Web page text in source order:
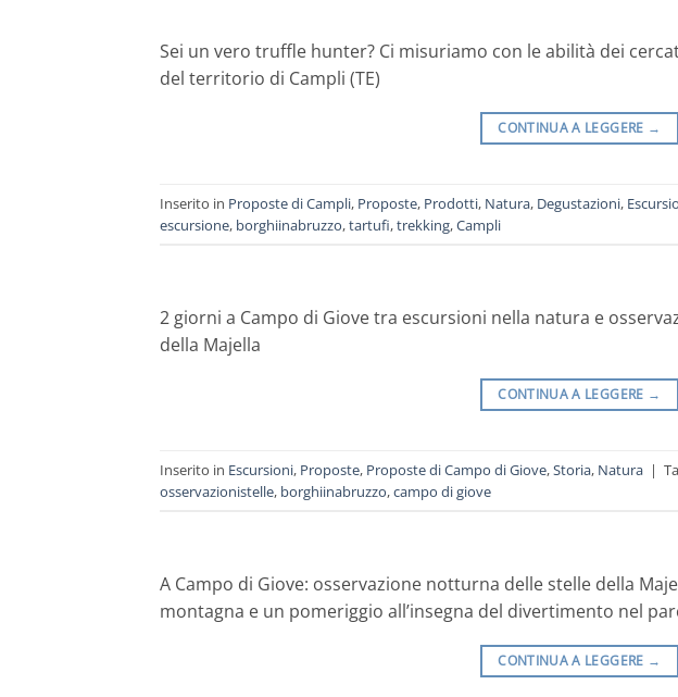
Sei un vero truffle hunter? Ci misuriamo con le abilità dei
del territorio di Campli (TE)
CONTINUA A LEGGERE →
Inserito in Proposte di Campli, Proposte, Prodotti, Natura, Degustazioni,
escursione, borghiinabruzzo,tartufi,trekking,Campli
2 giorni a Campo di Giove tra escursioni nella natura e
della Majella
CONTINUA A LEGGERE →
Inserito in Escursioni, Proposte, Proposte di Campo di Giove,Storia, Natura |
osservazionistelle, borghiinabruzzo,campo di giove
A Campo di Giove: osservazione notturna delle stelle della
montagna e un pomeriggio all’insegna del divertimento nel
CONTINUA A LEGGERE →